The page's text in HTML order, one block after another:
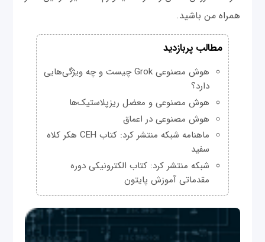
همراه من باشید.
مطالب پربازدید
هوش مصنوعی Grok چیست و چه ویژگی‌هایی
دارد؟
هوش مصنوعی و معضل ریزپلاستیک‌ها
هوش مصنوعی در اعماق
ماهنامه شبکه منتشر کرد: کتاب CEH هکر کلاه
سفید
شبکه منتشر کرد: کتاب الکترونیکی دوره
مقدماتی آموزش پایتون